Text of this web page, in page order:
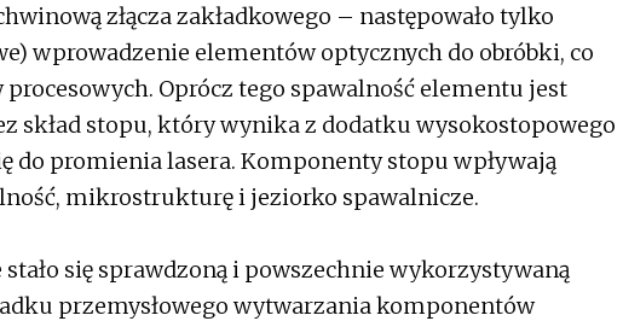
złącza zakładkowego – następowało tylko
wprowadzenie elementów optycznych do obróbki, co
procesowych. Oprócz tego spawalność elementu jest
skład stopu, który wynika z dodatku wysokostopowego
do promienia lasera. Komponenty stopu wpływają
mikrostrukturę i jeziorko spawalnicze.
się sprawdzoną i powszechnie wykorzystywaną
przemysłowego wytwarzania komponentów